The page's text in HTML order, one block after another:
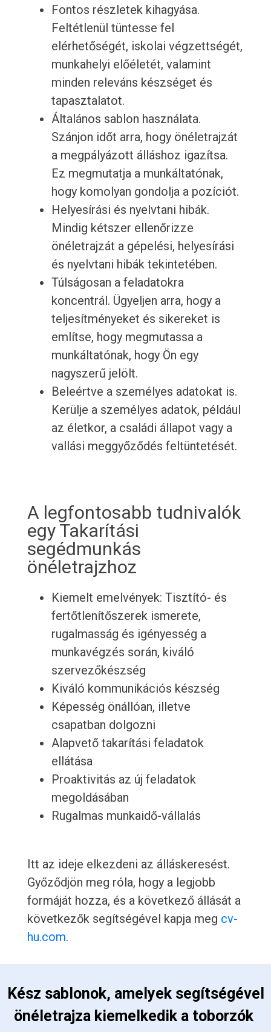
Fontos részletek kihagyása.
Feltétlenül tüntesse fel
elérhetőségét, iskolai végzettségét,
munkahelyi előéletét, valamint
minden releváns készséget és
tapasztalatot.
Általános sablon használata.
Szánjon időt arra, hogy önéletrajzát
a megpályázott álláshoz igazítsa.
Ez megmutatja a munkáltatónak,
hogy komolyan gondolja a pozíciót.
Helyesírási és nyelvtani hibák.
Mindig kétszer ellenőrizze
önéletrajzát a gépelési, helyesírási
és nyelvtani hibák tekintetében.
Túlságosan a feladatokra
koncentrál. Ügyeljen arra, hogy a
teljesítményeket és sikereket is
említse, hogy megmutassa a
munkáltatónak, hogy Ön egy
nagyszerű jelölt.
Beleértve a személyes adatokat is.
Kerülje a személyes adatok, például
az életkor, a családi állapot vagy a
vallási meggyőződés feltüntetését.
A legfontosabb tudnivalók
egy Takarítási
segédmunkás
önéletrajzhoz
Kiemelt emelvények: Tisztító- és
fertőtlenítőszerek ismerete,
rugalmasság és igényesség a
munkavégzés során, kiváló
szervezőkészség
Kiváló kommunikációs készség
Képesség önállóan, illetve
csapatban dolgozni
Alapvető takarítási feladatok
ellátása
Proaktivitás az új feladatok
megoldásában
Rugalmas munkaidő-vállalás
Itt az ideje elkezdeni az álláskeresést.
Győződjön meg róla, hogy a legjobb
formáját hozza, és a következő állását a
következők segítségével kapja meg cv-
hu.com.
önéletrajza kiemelkedik a toborzók